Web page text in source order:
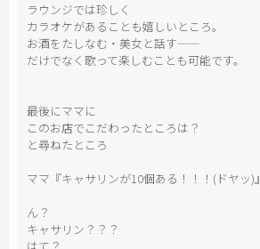
ラウンジでは珍しく
カラオケがあることも嬉しいところ。
お酒をたしなむ・美女と話す――
だけでなく歌って楽しむことも可能です。
最後にママに
このお店でこだわったところは？
と尋ねたところ
ママ『キャサリンが10個ある！！！(ドヤッ)』
ん？
キャサリン？？？